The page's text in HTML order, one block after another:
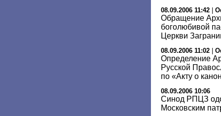
08.09.2006 11:42 |
Обращение
боголюбивой
Церкви
08.09.2006 11:02
Определение
Русской
по «Акту о
08.09.2006 10:06
Синод РПЦЗ
Московским